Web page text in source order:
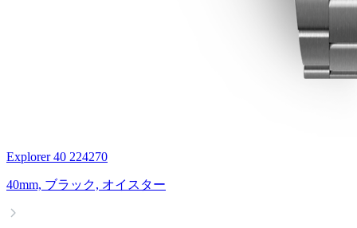
Explorer 40 224270
40mm, ブラック, オイスター